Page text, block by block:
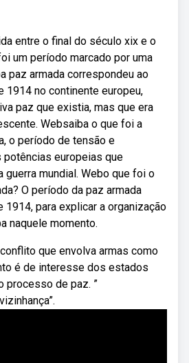
entre o final do século xix e o
um período marcado por uma
paz armada correspondeu ao
1914 no continente europeu,
paz que existia, mas que era
Websaiba o que foi a
o período de tensão e
europeias que
guerra mundial. Webo que foi o
O período da paz armada
1914, para explicar a organização
naquele momento.
que envolva armas como
é de interesse dos estados
processo de paz. ”